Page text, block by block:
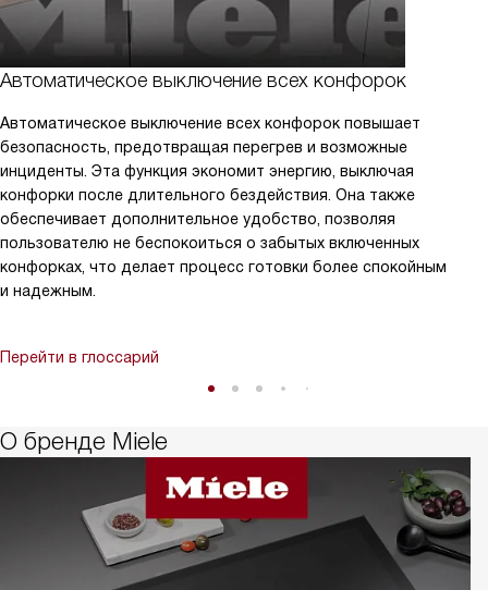
Автоматическое выключение всех конфорок
Автоматическое выключение всех конфорок повышает
безопасность, предотвращая перегрев и возможные
инциденты. Эта функция экономит энергию, выключая
конфорки после длительного бездействия. Она также
обеспечивает дополнительное удобство, позволяя
пользователю не беспокоиться о забытых включенных
конфорках, что делает процесс готовки более спокойным
и надежным.
Перейти в глоссарий
О бренде Miele